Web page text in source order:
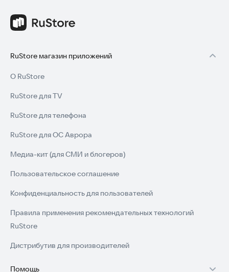
RuStore магазин приложений
О RuStore
RuStore для TV
RuStore для телефона
RuStore для ОС Аврора
Медиа-кит (для СМИ и блогеров)
Пользовательское соглашение
Конфиденциальность для пользователей
Правила применения рекомендательных технологий
RuStore
Дистрибутив для производителей
Помощь